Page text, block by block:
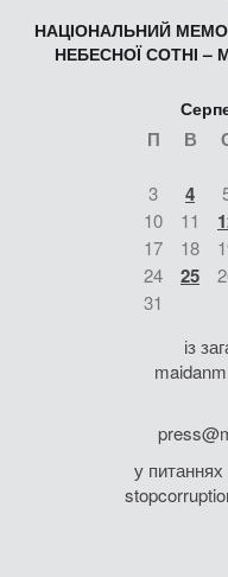
НАЦІОНАЛЬНИЙ
НЕБЕСНОЇ СОТНІ –
П В
3 4
10
11
17
18
24
25
31
із
у питаннях